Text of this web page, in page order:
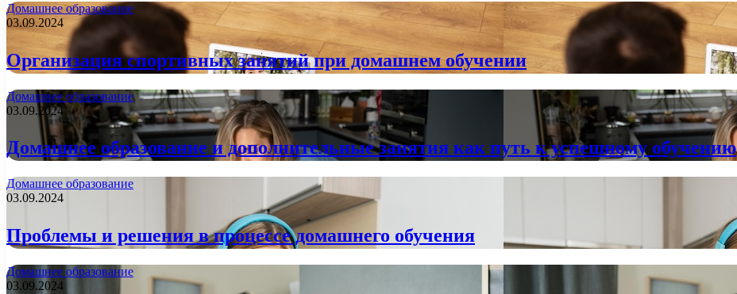
Домашнее образование
03.09.2024
Организация спортивных занятий при домашнем обучении
Домашнее образование
03.09.2024
Домашнее образование и дополнительные занятия как путь к успешному обучению
Домашнее образование
03.09.2024
Проблемы и решения в процессе домашнего обучения
Домашнее образование
03.09.2024